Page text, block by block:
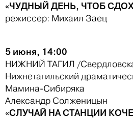
«ЧУДНЫЙ ДЕНЬ, ЧТОБ
режиссер: Михаил Заец
5 июня, 14:00
НИЖНИЙ ТАГИЛ /
Нижнетагильский
Мамина-Сибиряка
Александр Солженицын
«СЛУЧАЙ НА СТАНЦИИ